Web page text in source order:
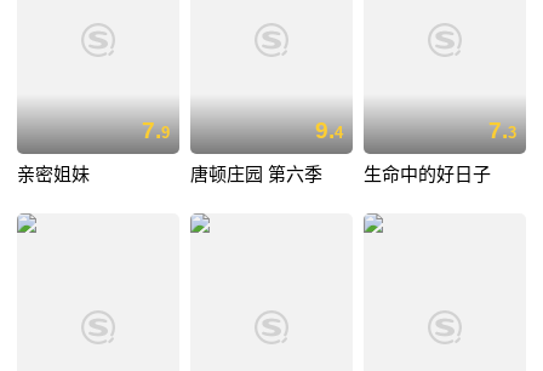
7.9
亲密姐妹
9.4
唐顿庄园 第六季
7.3
生命中的好日子